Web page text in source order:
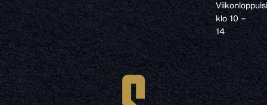
klo 10 –
14